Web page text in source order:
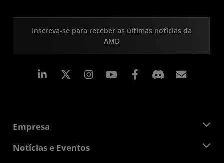
Inscreva-se para receber as últimas notícias da
AMD
Linkedin Instagram Facebook
Empresa
Sobre a AMD
Notícias e Eventos